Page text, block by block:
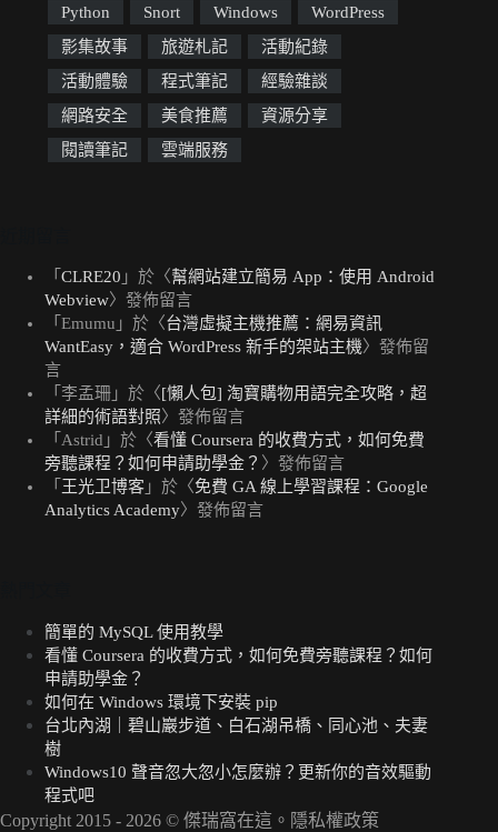
Python
Snort Windows
WordPress
影集故事
旅遊札記
活動紀錄
活動體驗
程式筆記
經驗雜談
網路安全
美食推薦
資源分享
閱讀筆記
雲端服務
「 CLRE20 」於〈幫網站建立簡易 App：使用 Android
Webview〉發佈留言
「 Emumu 」於〈台灣虛擬主機推薦：網易資訊
WantEasy，適合 WordPress 新手的架站主機〉發佈留
言
「 李孟珊 」於〈[懶人包] 淘寶購物用語完全攻略，超
詳細的術語對照〉發佈留言
「 Astrid 」於〈看懂 Coursera 的收費方式，如何免費
旁聽課程？如何申請助學金？ 〉發佈留言
「 王光卫博客 」於〈免費 GA 線上學習課程：Google
Analytics Academy〉發佈留言
簡單的 MySQL 使用教學
看懂 Coursera 的收費方式，如何免費旁聽課程？如何
申請助學金？
如何在 Windows 環境下安裝 pip
台北內湖｜碧山巖步道、白石湖吊橋、同心池、夫妻
樹
Windows10 聲音忽大忽小怎麼辦？更新你的音效驅動
程式吧
Copyright 2015 - 2026 © 傑瑞窩在這 。 隱私權政策